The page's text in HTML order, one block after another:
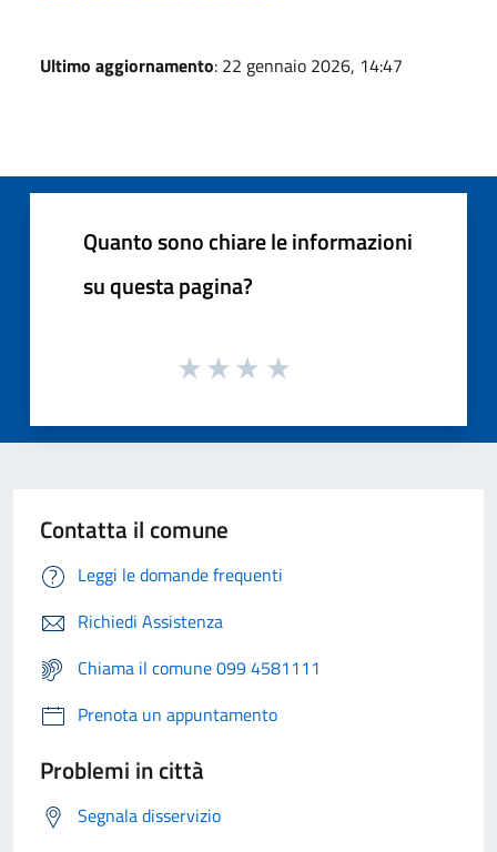
Ultimo aggiornamento: 22 gennaio 2026, 14:47
Quanto sono chiare le informazioni
su questa pagina?
Contatta il comune
Leggi le domande frequenti
Richiedi Assistenza
Chiama il comune 099 4581111
Prenota un appuntamento
Problemi in città
Segnala disservizio